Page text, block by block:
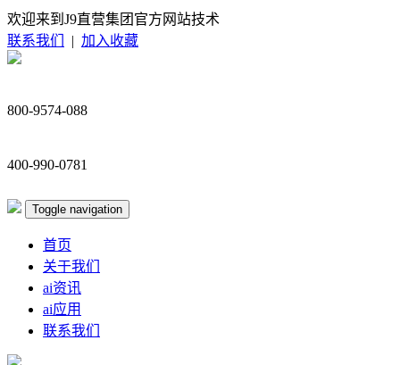
欢迎来到J9直营集团官方网站技术
联系我们
| 加入收藏
800-9574-088
400-990-0781
Toggle navigation
首页
关于我们
ai资讯
ai应用
联系我们